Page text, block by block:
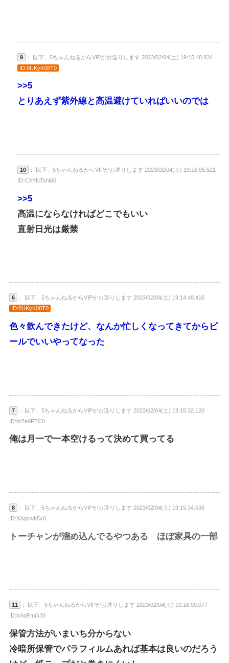
9
： 以下、5ちゃんねるからVIPがお送りします 2023/02/04(土) 19:15:48.834
ID:0UKyK08T0
>>5
とりあえず紫外線と高温避けていればいいのでは
10
： 以下、5ちゃんねるからVIPがお送りします 2023/02/04(土) 19:16:05.521
ID:CXYNTsN60
>>5
高温にならなければどこでもいい
直射日光は厳禁
6
： 以下、5ちゃんねるからVIPがお送りします 2023/02/04(土) 19:14:48.416
ID:0UKyK08T0
色々飲んできたけど、なんか忙しくなってきてからビ
ールでいいやってなった
7
： 以下、5ちゃんねるからVIPがお送りします 2023/02/04(土) 19:15:32.120
ID:br7e9FTC0
俺は月一で一本空けるって決めて買ってる
8
： 以下、5ちゃんねるからVIPがお送りします 2023/02/04(土) 19:15:34.536
ID:XAqcwb5v0
トーチャンが溜め込んでるやつある ほぼ家具の一部
11
： 以下、5ちゃんねるからVIPがお送りします 2023/02/04(土) 19:16:09.077
ID:lxhdFmGJ0
保管方法がいまいち分からない
冷暗所保管でパラフィルムあれば基本は良いのだろう